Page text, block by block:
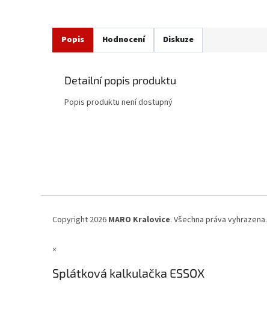
Popis Hodnocení Diskuze
Detailní popis produktu
Popis produktu není dostupný
Copyright 2026 MARO Kralovice. Všechna práva vyhrazena.
×
Splátková kalkulačka ESSOX